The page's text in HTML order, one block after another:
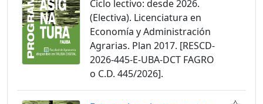
Ciclo lectivo: desde 2026.
(Electiva). Licenciatura en
Economía y Administración
Agrarias. Plan 2017. [RESCD-
2026-445-E-UBA-DCT FAGRO
o C.D. 445/2026].